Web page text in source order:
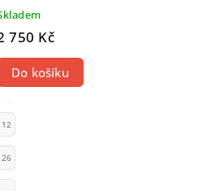
0
0
12
26
750 Kč
Do košíku